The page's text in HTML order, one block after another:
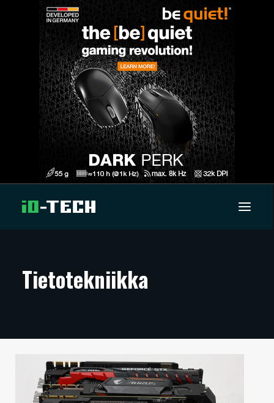
ARTIKKELIT
TECHBBS
HINTA.FI
Tietotekniikka